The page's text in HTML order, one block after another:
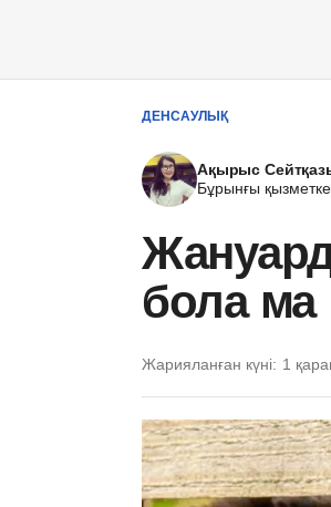
ДЕНСАУЛЫҚ
Ақырыс
Бұрынғы
бола ма
Жарияланған күні: 1